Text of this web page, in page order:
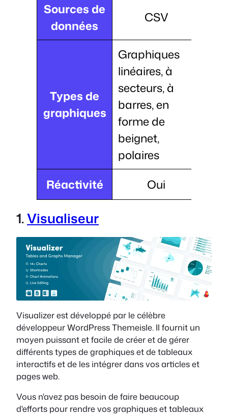
Sources de
données
CSV
Types de
graphiques
Graphiques
linéaires, à
secteurs, à
barres, en
forme de
beignet,
polaires
Réactivité
Oui
1.Visualiseur
Visualizer est développé par le célèbre
développeur WordPress Themeisle. Il fournit un
moyen puissant et facile de créer et de gérer
différents types de graphiques et de tableaux
interactifs et de les intégrer dans vos articles et
pages web.
Vous n'avez pas besoin de faire beaucoup
d'efforts pour rendre vos graphiques et tableaux